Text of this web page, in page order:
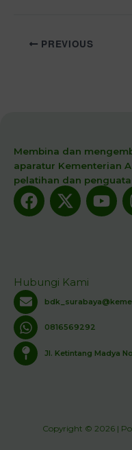
PREVIOUS
Membina dan
aparatur Kementerian
pelatihan dan
Facebook
X-
twitter
Hubungi Kami
0816569292
Jl. Ketintang Madya
Copyright © 2026 |